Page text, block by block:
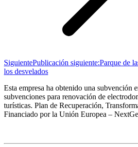
SiguientePublicación siguiente:Parque de
los desvelados
Esta empresa ha obtenido una subvención
subvenciones para renovación de
turísticas. Plan de Recuperación,
Financiado por la Unión Europea –